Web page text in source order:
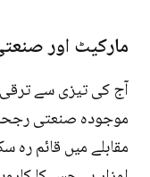
مارکیٹ اور
آج کی تیزی سے ترقی
موجودہ صنعتی
مقابلے میں قائم رہ